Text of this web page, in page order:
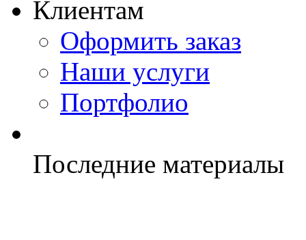
Клиентам
Оформить заказ
Наши услуги
Портфолио
Последние материалы